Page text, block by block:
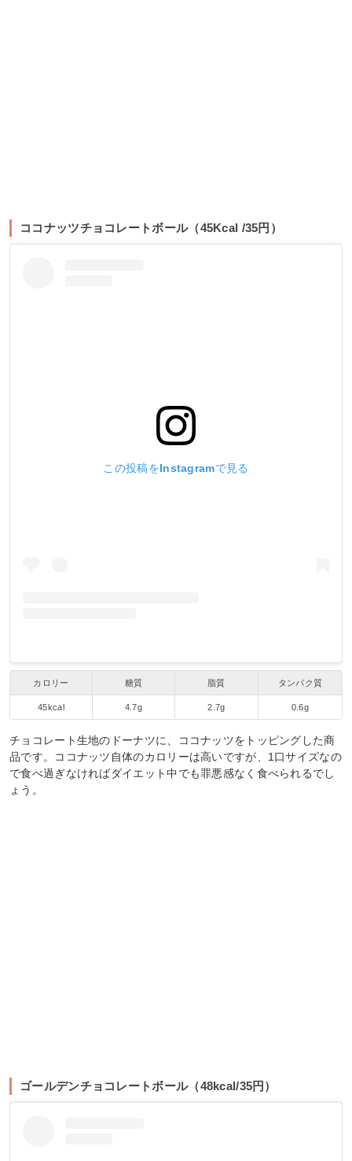
ココナッツチョコレートボール（45Kcal /35円）
この投稿をInstagramで見る
カロリー 糖質 脂質 タンパク質
45kcal 4.7g 2.7g 0.6g
チョコレート生地のドーナツに、ココナッツをトッピングした商
品です。ココナッツ自体のカロリーは高いですが、1口サイズなの
で食べ過ぎなければダイエット中でも罪悪感なく食べられるでし
ょう。
ゴールデンチョコレートボール（48kcal/35円）